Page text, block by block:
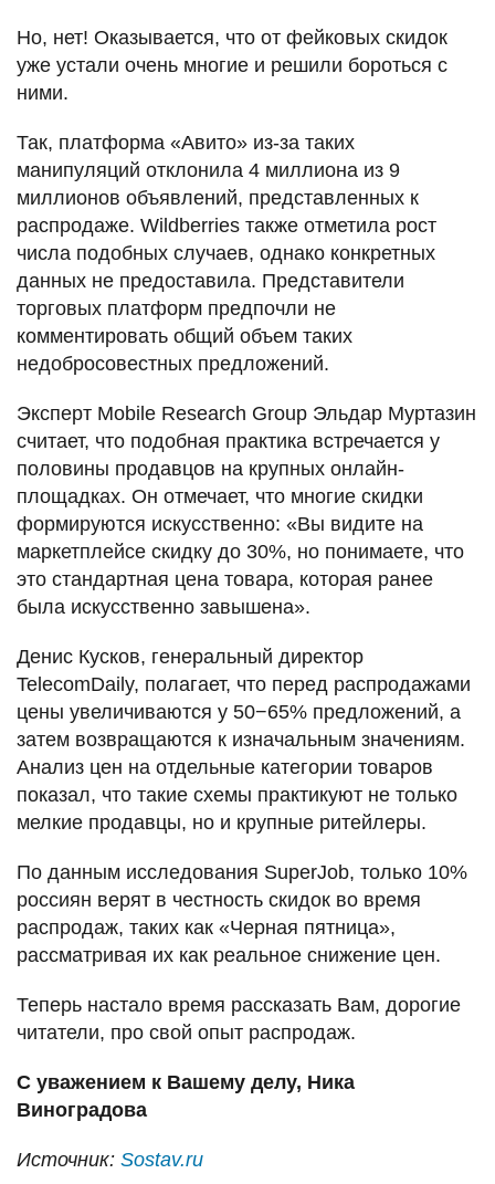
Но, нет! Оказывается, что от фейковых скидок
уже устали очень многие и решили бороться с
ними.
Так, платформа «Авито» из-за таких
манипуляций отклонила 4 миллиона из 9
миллионов объявлений, представленных к
распродаже. Wildberries также отметила рост
числа подобных случаев, однако конкретных
данных не предоставила. Представители
торговых платформ предпочли не
комментировать общий объем таких
недобросовестных предложений.
Эксперт Mobile Research Group Эльдар Муртазин
считает, что подобная практика встречается у
половины продавцов на крупных онлайн-
площадках. Он отмечает, что многие скидки
формируются искусственно: «Вы видите на
маркетплейсе скидку до 30%, но понимаете, что
это стандартная цена товара, которая ранее
была искусственно завышена».
Денис Кусков, генеральный директор
TelecomDaily, полагает, что перед распродажами
цены увеличиваются у 50−65% предложений, а
затем возвращаются к изначальным значениям.
Анализ цен на отдельные категории товаров
показал, что такие схемы практикуют не только
мелкие продавцы, но и крупные ритейлеры.
По данным исследования SuperJob, только 10%
россиян верят в честность скидок во время
распродаж, таких как «Черная пятница»,
рассматривая их как реальное снижение цен.
Теперь настало время рассказать Вам, дорогие
читатели, про свой опыт распродаж.
С уважением к Вашему делу, Ника
Виноградова
Источник: Sostav.ru